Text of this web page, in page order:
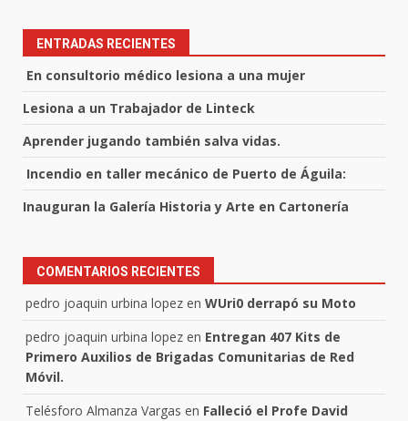
ENTRADAS RECIENTES
En consultorio médico lesiona a una mujer
Lesiona a un Trabajador de Linteck
Aprender jugando también salva vidas.
Incendio en taller mecánico de Puerto de Águila:
Inauguran la Galería Historia y Arte en Cartonería
COMENTARIOS RECIENTES
pedro joaquin urbina lopez en WUri0 derrapó su Moto
pedro joaquin urbina lopez en Entregan 407 Kits de
Primero Auxilios de Brigadas Comunitarias de Red
Móvil.
Telésforo Almanza Vargas en Falleció el Profe David